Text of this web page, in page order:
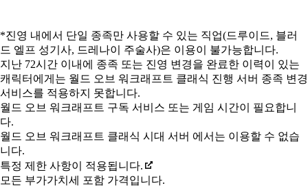
Available actions
*진영 내에서 단일 종족만 사용할 수 있는 직업(드루이드, 블러
드 엘프 성기사, 드레나이 주술사)은 이용이 불가능합니다.
지난 72시간 이내에 종족 또는 진영 변경을 완료한 이력이 있는
캐릭터에게는 월드 오브 워크래프트 클래식 진행 서버 종족 변경
서비스를 적용하지 못합니다.
월드 오브 워크래프트 구독 서비스 또는 게임 시간이 필요합니
다.
월드 오브 워크래프트 클래식 시대 서버 에서는 이용할 수 없습
니다.
특정 제한 사항이 적용됩니다.
모든 부가가치세 포함 가격입니다.